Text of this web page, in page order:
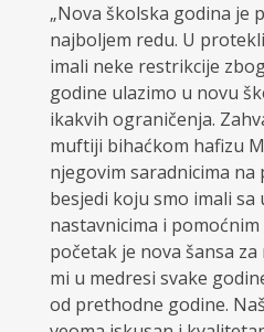
„Nova školska godina je
najboljem redu. U
imali neke restrikcije
godine ulazimo u novu
ikakvih ograničenja.
muftiji bihaćkom hafizu
njegovim saradnicima
besjedi koju smo imali sa
nastavnicima i pomoćnim
početak je nova šansa
mi u medresi svake
od prethodne godine.